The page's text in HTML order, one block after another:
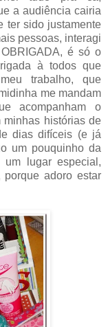
a audiência cairia
ter sido justamente
pessoas, interagi
é só o
à todos que
trabalho, que
me mandam
acompanham o
minhas histórias de
dias difíceis (e já
um pouquinho da
um lugar especial,
adoro estar